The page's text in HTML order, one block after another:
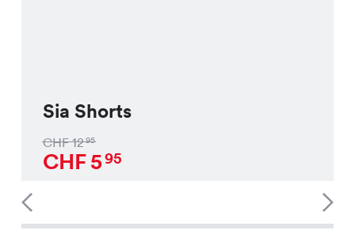
Sia Shorts
CHF1295
CHF595